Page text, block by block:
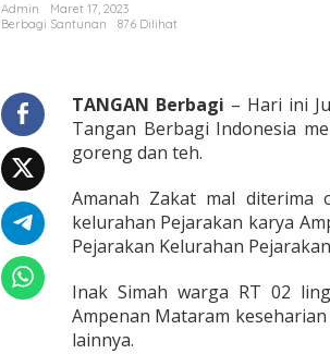
Admin
Maret 17, 2023
Berbagi Santunan
876 Dilihat
TANGAN Berbagi – Hari ini
Tangan Berbagi Indonesia
goreng dan teh.
Amanah Zakat mal diterima
kelurahan Pejarakan karya
Pejarakan Kelurahan
Inak Simah warga RT 02
Ampenan Mataram
lainnya.